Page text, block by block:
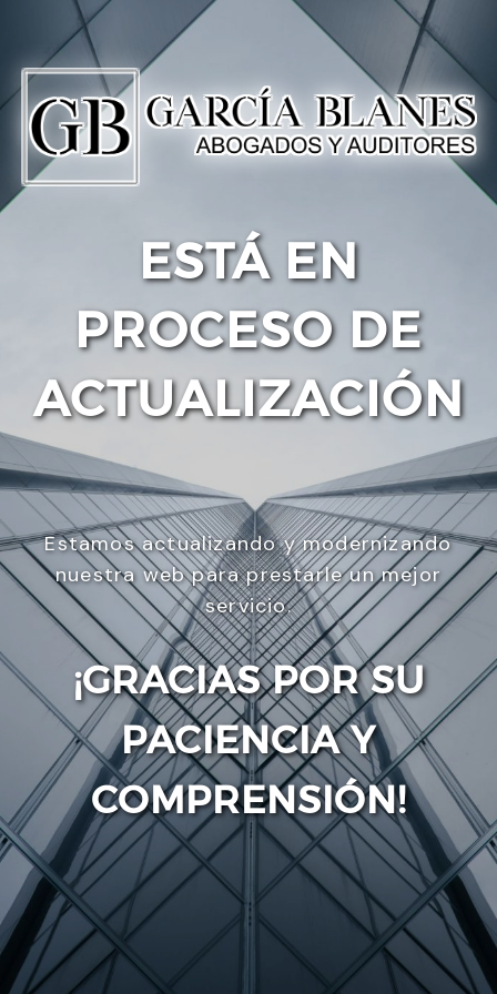
ESTÁ EN
PROCESO DE
ACTUALIZACIÓN
Estamos actualizando y modernizando
nuestra web para prestarle un mejor
servicio.
¡GRACIAS POR SU
PACIENCIA Y
COMPRENSIÓN!
Enviar